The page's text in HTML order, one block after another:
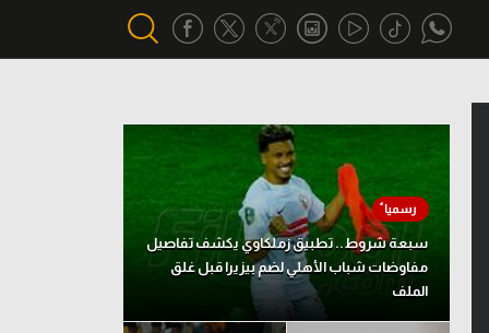
أقسام خاصة
Gamers
ميركاتو
تحقيق في الجول
تقرير في الجول
سبعة شروط.. تطبيق زملكاوي يكشف تفاصيل
مفاوضات شباب الأهلي لضم بيزيرا قبل غلق
الملف